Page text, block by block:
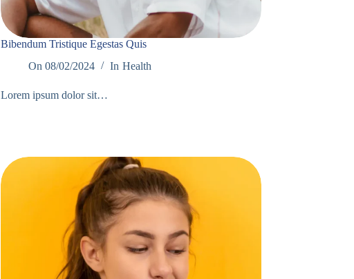
Bibendum Tristique Egestas Quis
On 08/02/2024 In Health
Lorem ipsum dolor sit…